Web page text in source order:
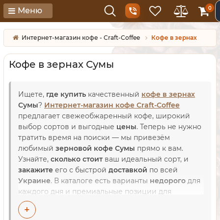
Меню 0
Интернет-магазин кофе - Craft-Coffee Кофе в зернах
Кофе в зернах Сумы
Ищете, где купить качественный кофе в зернах
Сумы? Интернет-магазин кофе Craft-Coffee
предлагает свежеобжаренный кофе, широкий
выбор сортов и выгодные цены. Теперь не нужно
тратить время на поиски — мы привезём
любимый зерновой кофе Сумы прямо к вам.
Узнайте, сколько стоит ваш идеальный сорт, и
закажите его с быстрой доставкой по всей
Украине. В каталоге есть варианты недорого для
каждого дня и премиальные позиции для
гурманов. Мы гарантируем честную
свежесть каждой партии. Оформите заказ на
+